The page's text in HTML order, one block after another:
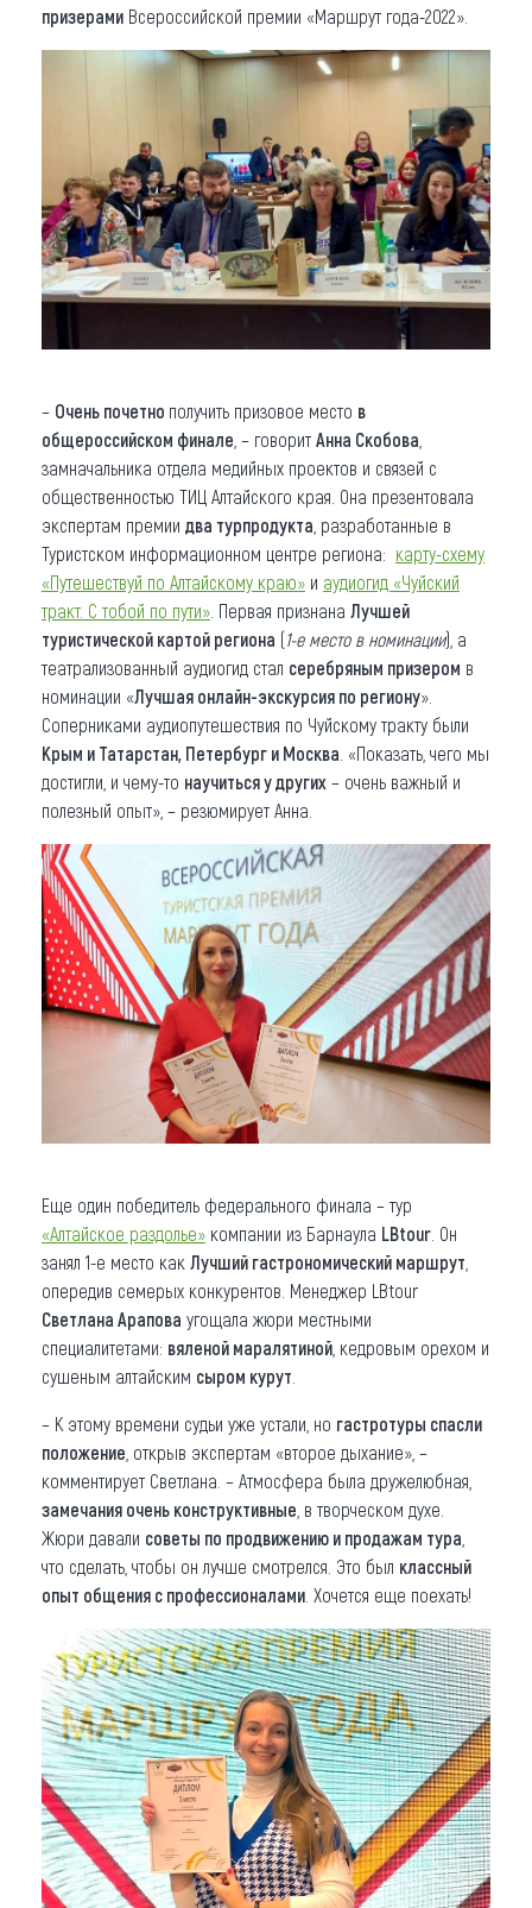
призерами Всероссийской премии «Маршрут года-2022».
– Очень почетно получить призовое место в
общероссийском финале , – говорит Анна Скобова
замначальника отдела медийных проектов и связей с
общественностью ТИЦ Алтайского края. Она презентовала
экспертам премии два турпродукта , разработанные в
Туристском информационном центре региона: карту-схему
«Путешествуй по Алтайскому краю» и аудиогид «Чуйский
тракт. С тобой по пути» . Первая признана Лучшей
туристической картой региона (1-е место в номинации), а
театрализованный аудиогид стал серебряным призером в
номинации «Лучшая онлайн-экскурсия по региону».
Соперниками аудиопутешествия по Чуйскому тракту были
Крым и Татарстан, Петербург и Москва . «Показать, чего мы
достигли, и чему-то научиться у других – очень важный и
полезный опыт», – резюмирует Анна.
Еще один победитель федерального финала – тур
«Алтайское раздолье» компании из Барнаула LBtour . Он
занял 1-е место как Лучший гастрономический маршрут
опередив семерых конкурентов. Менеджер LBtour
Светлана Арапова угощала жюри местными
специалитетами: вяленой маралятиной , кедровым орехом и
сушеным алтайским сыром курут
– К этому времени судьи уже устали, но гастротуры спасли
положение , открыв экспертам «второе дыхание», –
комментирует Светлана. – Атмосфера была дружелюбная,
замечания очень конструктивные , в творческом духе.
Жюри давали советы по продвижению и продажам тура
что сделать, чтобы он лучше смотрелся. Это был классный
опыт общения с профессионалами . Хочется еще поехать!